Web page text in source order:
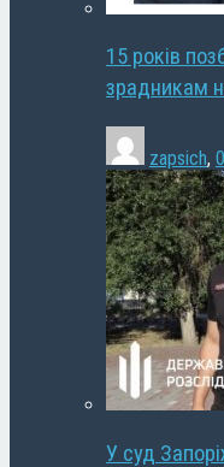
15 років
зрадникам
zapsich,
У суд